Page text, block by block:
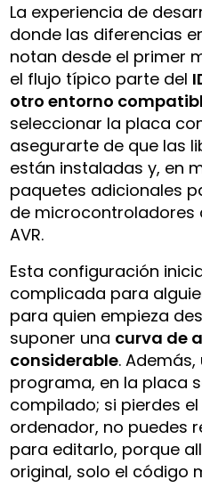
La experiencia de
donde las diferencias
notan desde el primer
el flujo típico parte del
otro entorno
seleccionar la placa
asegurarte de que las
están instaladas y, en
paquetes adicionales
de microcontroladores
AVR.
Esta configuración
complicada para
para quien empieza
suponer una curva de
considerable.
programa, en la placa
compilado; si pierdes
ordenador, no puedes
para editarlo, porque
original, solo el código